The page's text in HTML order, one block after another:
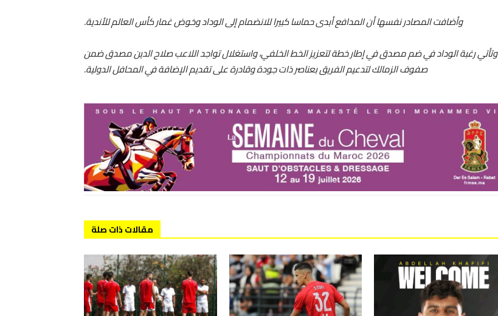
وأضافت المصادر نفسها أن المدافع أبدى حماسا كبيرا للانضمام إلى الوداد وخوض غمار كأس العالم للأندية.
وتأتي رغبة الوداد في ضم مصدق في إطار خطة لتعزيز الخط الخلفي، واستغلال تواجد اللاعب صلاح الدين مصدق ضمن
صفوف الزمالك لتدعيم الفريق بعناصر ذات جودة وقادرة على تقديم الإضافة في المحافل الدولية.
مقالات ذات صلة